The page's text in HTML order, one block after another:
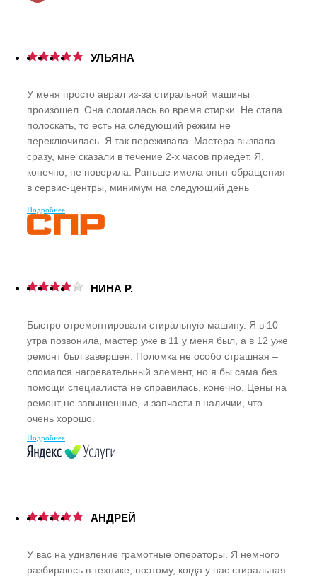
УЛЬЯНА
У меня просто аврал из-за стиральной машины
произошел. Она сломалась во время стирки. Не стала
полоскать, то есть на следующий режим не
переключилась. Я так переживала. Мастера вызвала
сразу, мне сказали в течение 2-х часов приедет. Я,
конечно, не поверила. Раньше имела опыт обращения
в сервис-центры, минимум на следующий день
специалист. Помог открыть люк, я убрала белье. И
потом отремонтировал электронный модуль, там какие-
Подробнее
НИНА Р.
Быстро отремонтировали стиральную машину. Я в 10
утра позвонила, мастер уже в 11 у меня был, а в 12 уже
ремонт был завершен. Поломка не особо страшная –
сломался нагревательный элемент, но я бы сама без
помощи специалиста не справилась, конечно. Цены на
ремонт не завышенные, и запчасти в наличии, что
очень хорошо.
Подробнее
АНДРЕЙ
У вас на удивление грамотные операторы. Я немного
разбираюсь в технике, поэтому, когда у нас стиральная